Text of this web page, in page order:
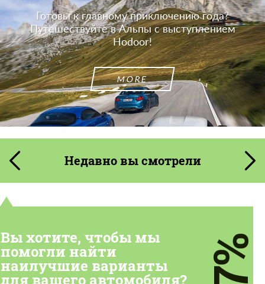
Готовы к главному приключению года?
Путешествуйте в Альпы с выступлением
Hodoor!
MORE
Недавно вы смотрели
Вы хотите, чтобы мы
помогли найти
наилучшие варианты
для вашего автомобиля? 7%